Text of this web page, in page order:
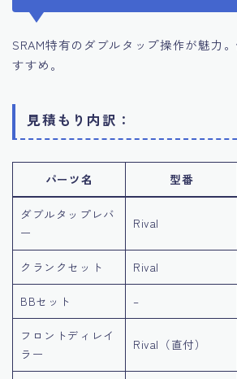
SRAM特有のダブルタップ操作が魅力
すすめ。
見積もり内訳：
パーツ名 型番
ダブルタップレバ
ー
Rival
クランクセット Rival
BBセット –
フロントディレイ
ラー
Rival（直付）